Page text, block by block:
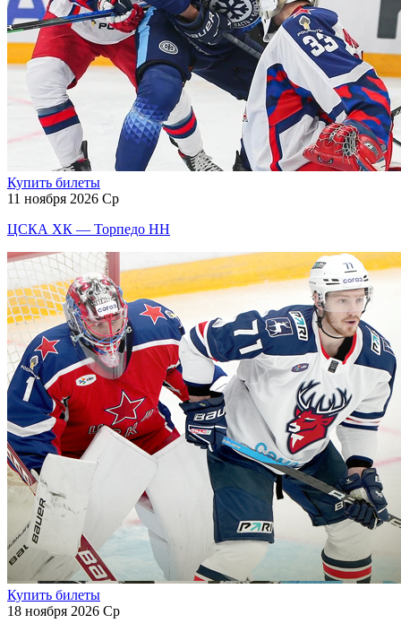
Купить билеты
11 ноября 2026 Ср
ЦСКА ХК — Торпедо НН
Купить билеты
18 ноября 2026 Ср